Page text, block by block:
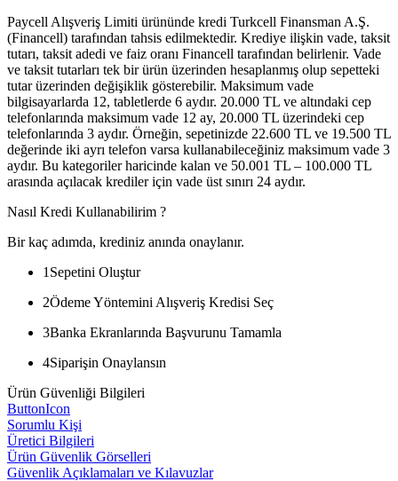
Paycell Alışveriş Limiti ürününde kredi Turkcell Finansman A.Ş.
(Financell) tarafından tahsis edilmektedir. Krediye ilişkin vade, taksit
tutarı, taksit adedi ve faiz oranı Financell tarafından belirlenir. Vade
ve taksit tutarları tek bir ürün üzerinden hesaplanmış olup sepetteki
tutar üzerinden değişiklik gösterebilir. Maksimum vade
bilgisayarlarda 12, tabletlerde 6 aydır. 20.000 TL ve altındaki cep
telefonlarında maksimum vade 12 ay, 20.000 TL üzerindeki cep
telefonlarında 3 aydır. Örneğin, sepetinizde 22.600 TL ve 19.500 TL
değerinde iki ayrı telefon varsa kullanabileceğiniz maksimum vade 3
aydır. Bu kategoriler haricinde kalan ve 50.001 TL – 100.000 TL
arasında açılacak krediler için vade üst sınırı 24 aydır.
Nasıl Kredi Kullanabilirim ?
Bir kaç adımda, krediniz anında onaylanır.
1 Sepetini Oluştur
2Ödeme Yöntemini Alışveriş Kredisi Seç
3Banka Ekranlarında Başvurunu Tamamla
4Siparişin Onaylansın
Ürün Güvenliği Bilgileri
ButtonIcon
Sorumlu Kişi
Üretici Bilgileri
Ürün Güvenlik Görselleri
Güvenlik Açıklamaları ve Kılavuzlar